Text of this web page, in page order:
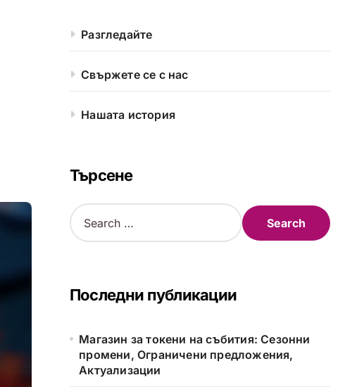
Разгледайте
Свържете се с нас
Нашата история
Търсене
S
e
h
f
r
Последни публикации
Магазин за токени на събития: Сезонни
промени, Ограничени предложения,
Актуализации